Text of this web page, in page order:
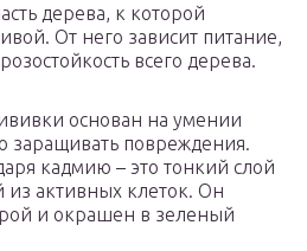
дерева, к которой
От него зависит питание,
всего дерева.
основан на умении
заращивать повреждения.
кадмию – это тонкий слой
из активных клеток. Он
и окрашен в зеленый